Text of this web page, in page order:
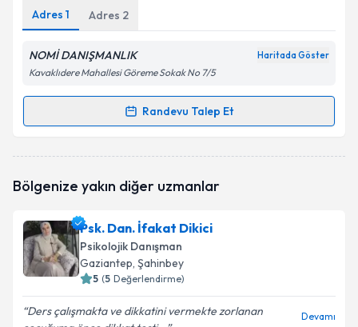
Adres 1 Adres 2
NOMİ DANIŞMANLIK Haritada Göster
Kavaklıdere Mahallesi Göreme Sokak No 7/5
Randevu Talep Et
Randevu Takvimi Talebi
oluşturun. Size bu uzmandan randevu almanız için bir
E-posta Adresiniz
Kişisel verilerimin işlenmesine ilişkinAydınlatma
Bölgenize yakın diğer uzmanlar
Psk. Dan. İfakat Dikici
Psikolojik Danışman
Gaziantep, Şahinbey
5 (5 Değerlendirme)
Ders çalışmakta ve dikkatini vermekte zorlanan
Devamı